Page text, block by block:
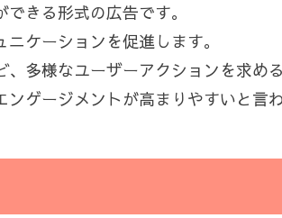
きる形式の広告です。
ケーションを促進します。
多様なユーザーアクションを求め
ゲージメントが高まりやすいと言わ